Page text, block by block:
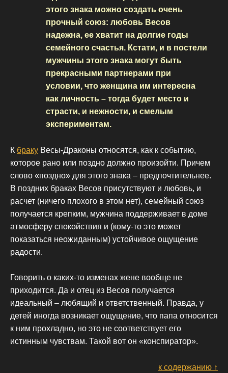
этого знака можно создать очень
прочный союз: любовь Весов
надежна, ее хватит на долгие годы
семейного счастья. Кстати, и в постели
мужчины этого знака могут быть
прекрасными партнерами при
условии, что женщина им интересна
как личность – тогда будет место и
страсти, и нежности, и смелым
экспериментам.
К браку Весы-Драконы относятся, как к событию,
которое рано или поздно должно произойти. Причем
слово «поздно» для этого знака – предпочтительнее.
В поздних браках Весов присутствуют и любовь, и
расчет (ничего плохого в этом нет), семейный союз
получается крепким, мужчина поддерживает в доме
атмосферу спокойствия и (кому-то это может
показаться неожиданным) устойчивое ощущение
радости.
Говорить о каких-то изменах жене вообще не
приходится. Да и отец из Весов получается
идеальный – любящий и ответственный. Правда, у
детей иногда возникает ощущение, что папа относится
к ним прохладно, но это не соответствует его
истинным чувствам. Такой вот он «конспиратор».
к содержанию ↑